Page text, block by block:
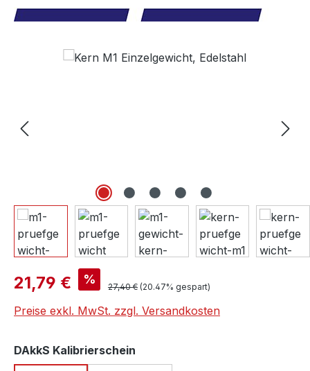
Bildergalerie überspringen
Verkaufspreis:
21,79 € % Regulärer Preis:
27,40 € (20.47% gespart)
Preise exkl. MwSt. zzgl. Versandkosten
DAkkS Kalibrierschein